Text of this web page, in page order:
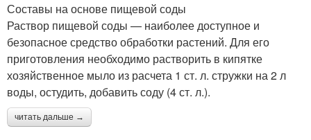
Составы на основе пищевой соды
Раствор пищевой соды — наиболее доступное и
безопасное средство обработки растений. Для его
приготовления необходимо растворить в кипятке
хозяйственное мыло из расчета 1 ст. л. стружки на 2 л
воды, остудить, добавить соду (4 ст. л.).
читать дальше →